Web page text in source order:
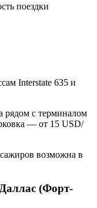
поездки
Interstate 635 и
рядом с терминалом
— от 15 USD/
возможна в
(Форт-